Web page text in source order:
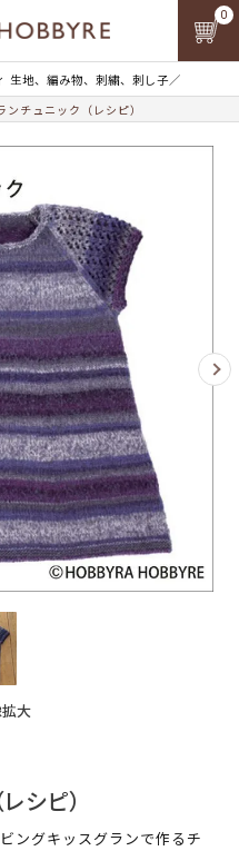
生地、編み物、刺繍、刺し子／
0
ンチュニック（レシピ）
大
シピ）
ングキッスグランで作るチ